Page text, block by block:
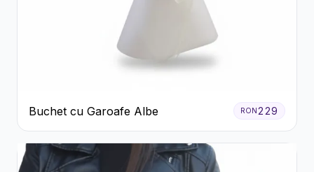
Buchet cu Garoafe Albe RON229